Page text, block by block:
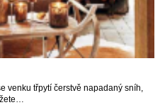
venku třpytí čerstvě napadaný sníh,